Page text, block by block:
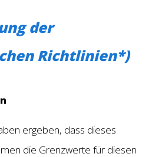
der
Richtlinien*)
ergeben, dass dieses
die Grenzwerte für diesen